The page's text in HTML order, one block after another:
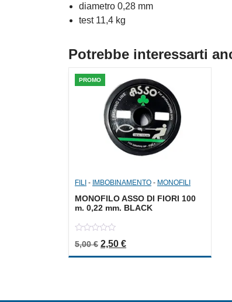
diametro 0,28 mm
test 11,4 kg
Potrebbe interessarti
PROMO
FILI - IMBOBINAMENTO - MONOFILI
MONOFILO ASSO DI FIORI 100
m. 0,22 mm. BLACK
out
5,00€ Il prezzo originale era: 5,00 €.
2,50 €Il prezzo attuale è: 2,50 €.